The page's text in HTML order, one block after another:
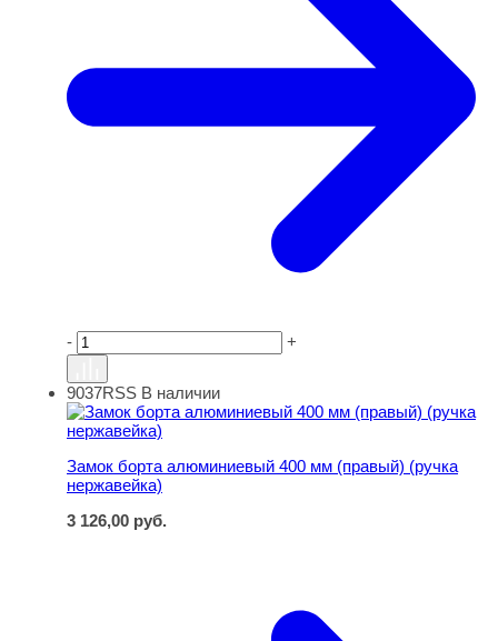
- +
Замок борта алюминиевый 400 мм (правый) (ручка
9037RSS В наличии
Замок борта алюминиевый 400 мм (правый) (ручка
нержавейка)
3 126,00 руб.